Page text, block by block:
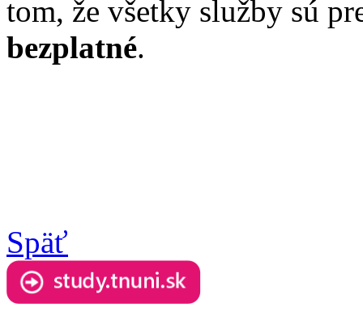
tom, že všetky služby sú
bezplatné.
Späť